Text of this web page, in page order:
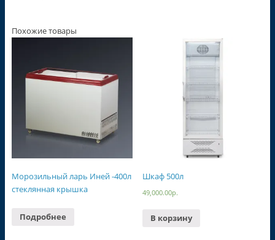
Похожие товары
Морозильный ларь Иней -400л
стеклянная крышка
Подробнее
Шкаф 500л
49,000.00р.
В корзину